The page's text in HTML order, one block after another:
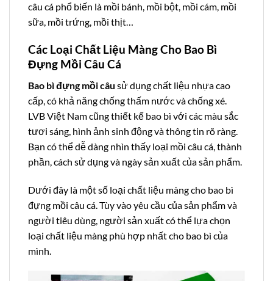
câu cá phổ biến là mồi bánh, mồi bột, mồi cám, mồi
sữa, mồi trứng, mồi thịt…
Các Loại Chất Liệu Màng Cho Bao Bì
Đựng Mồi Câu Cá
Bao bì đựng mồi câu sử dụng chất liệu nhựa cao
cấp, có khả năng chống thấm nước và chống xé.
LVB Việt Nam cũng thiết kế bao bì với các màu sắc
tươi sáng, hình ảnh sinh động và thông tin rõ ràng.
Bạn có thể dễ dàng nhìn thấy loại mồi câu cá, thành
phần, cách sử dụng và ngày sản xuất của sản phẩm.
Dưới đây là một số loại chất liệu màng cho bao bì
đựng mồi câu cá. Tùy vào yêu cầu của sản phẩm và
người tiêu dùng, người sản xuất có thể lựa chọn
loại chất liệu màng phù hợp nhất cho bao bì của
mình.